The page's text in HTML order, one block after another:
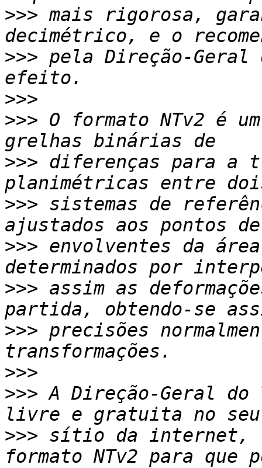
>>> mais rigorosa,
>>> pela Direção-
>>>
>>> O formato NTv2 é
>>> diferenças para a
>>> sistemas de
>>> envolventes da
>>> assim as
>>> precisões
>>>
>>> A Direção-Geral
>>> sítio da internet,